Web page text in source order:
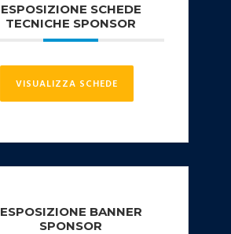
ESPOSIZIONE SCHEDE
TECNICHE SPONSOR
VISUALIZZA SCHEDE
ESPOSIZIONE BANNER
SPONSOR